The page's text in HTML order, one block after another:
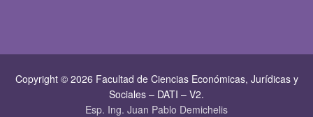
Copyright © 2026 Facultad de Ciencias Económicas, Jurí­dicas y
Sociales – DATI – V2.
Esp. Ing. Juan Pablo Demichelis